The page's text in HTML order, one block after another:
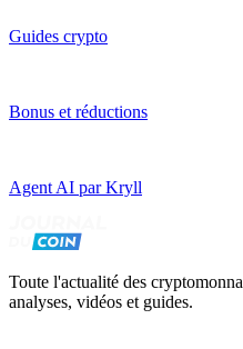
Guides crypto
Bonus et réductions
Agent AI par Kryll
Toute l'actualité des
analyses, vidéos et guides.